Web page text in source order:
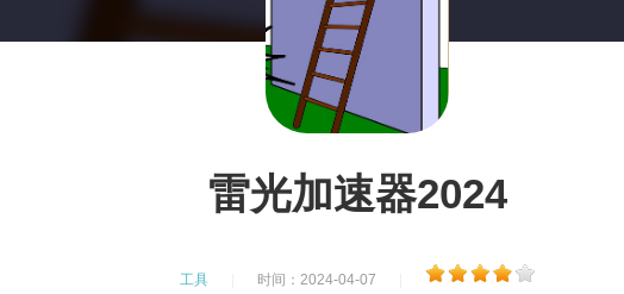
雷光加速器2024
工具 时间：2024-04-07